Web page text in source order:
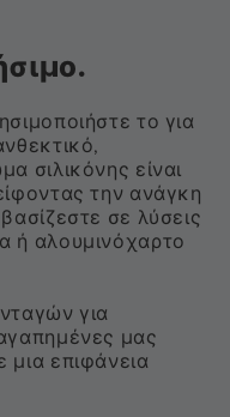
το για
σιλικόνης είναι
την ανάγκη
σε λύσεις
ή αλουμινόχαρτο
για
μας
επιφάνεια